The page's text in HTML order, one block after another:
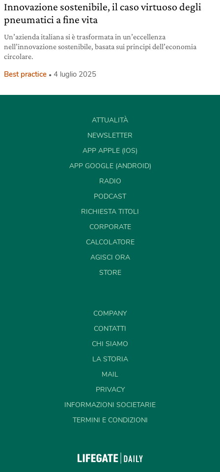
Innovazione sostenibile, il caso virtuoso degli
pneumatici a fine vita
Un’azienda italiana si è trasformata in un’eccellenza
nell’innovazione sostenibile, basata sui principi dell’economia
circolare.
Best practice 4 luglio 2025
ATTUALITÀ
NEWSLETTER
APP APPLE (IOS)
APP GOOGLE (ANDROID)
RADIO
PODCAST
RICHIESTA TITOLI
CORPORATE
CALCOLATORE
AGISCI ORA
STORE
COMPANY
CONTATTI
CHI SIAMO
LA STORIA
MAIL
PRIVACY
INFORMAZIONI SOCIETARIE
TERMINI E CONDIZIONI